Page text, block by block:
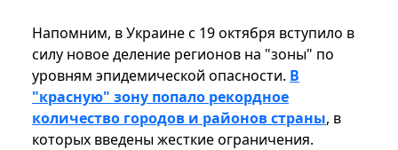
Напомним, в Украине с 19 октября вступило в
силу новое деление регионов на "зоны" по
уровням эпидемической опасности. В
"красную" зону попало рекордное
количество городов и районов страны, в
которых введены жесткие ограничения.